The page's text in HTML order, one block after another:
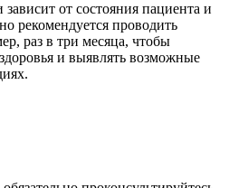
зависит от состояния пациента и
рекомендуется проводить
раз в три месяца, чтобы
и выявлять возможные